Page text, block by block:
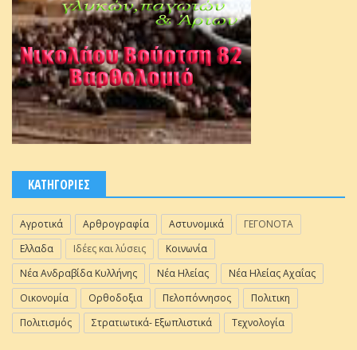
ΚΑΤΗΓΟΡΙΕΣ
Αγροτικά Αρθρογραφία Αστυνομικά
ΓΕΓΟΝΟΤΑ
Ελλαδα
Ιδέες και λύσεις
Κοινωνία
Νέα Ανδραβίδα Κυλλήνης
Νέα Ηλείας
Νέα Ηλείας Αχαΐας
Οικονομία
Ορθοδοξια Πελοπόννησος
Πολιτικη
Πολιτισμός
Στρατιωτικά- Εξωπλιστικά Τεχνολογία